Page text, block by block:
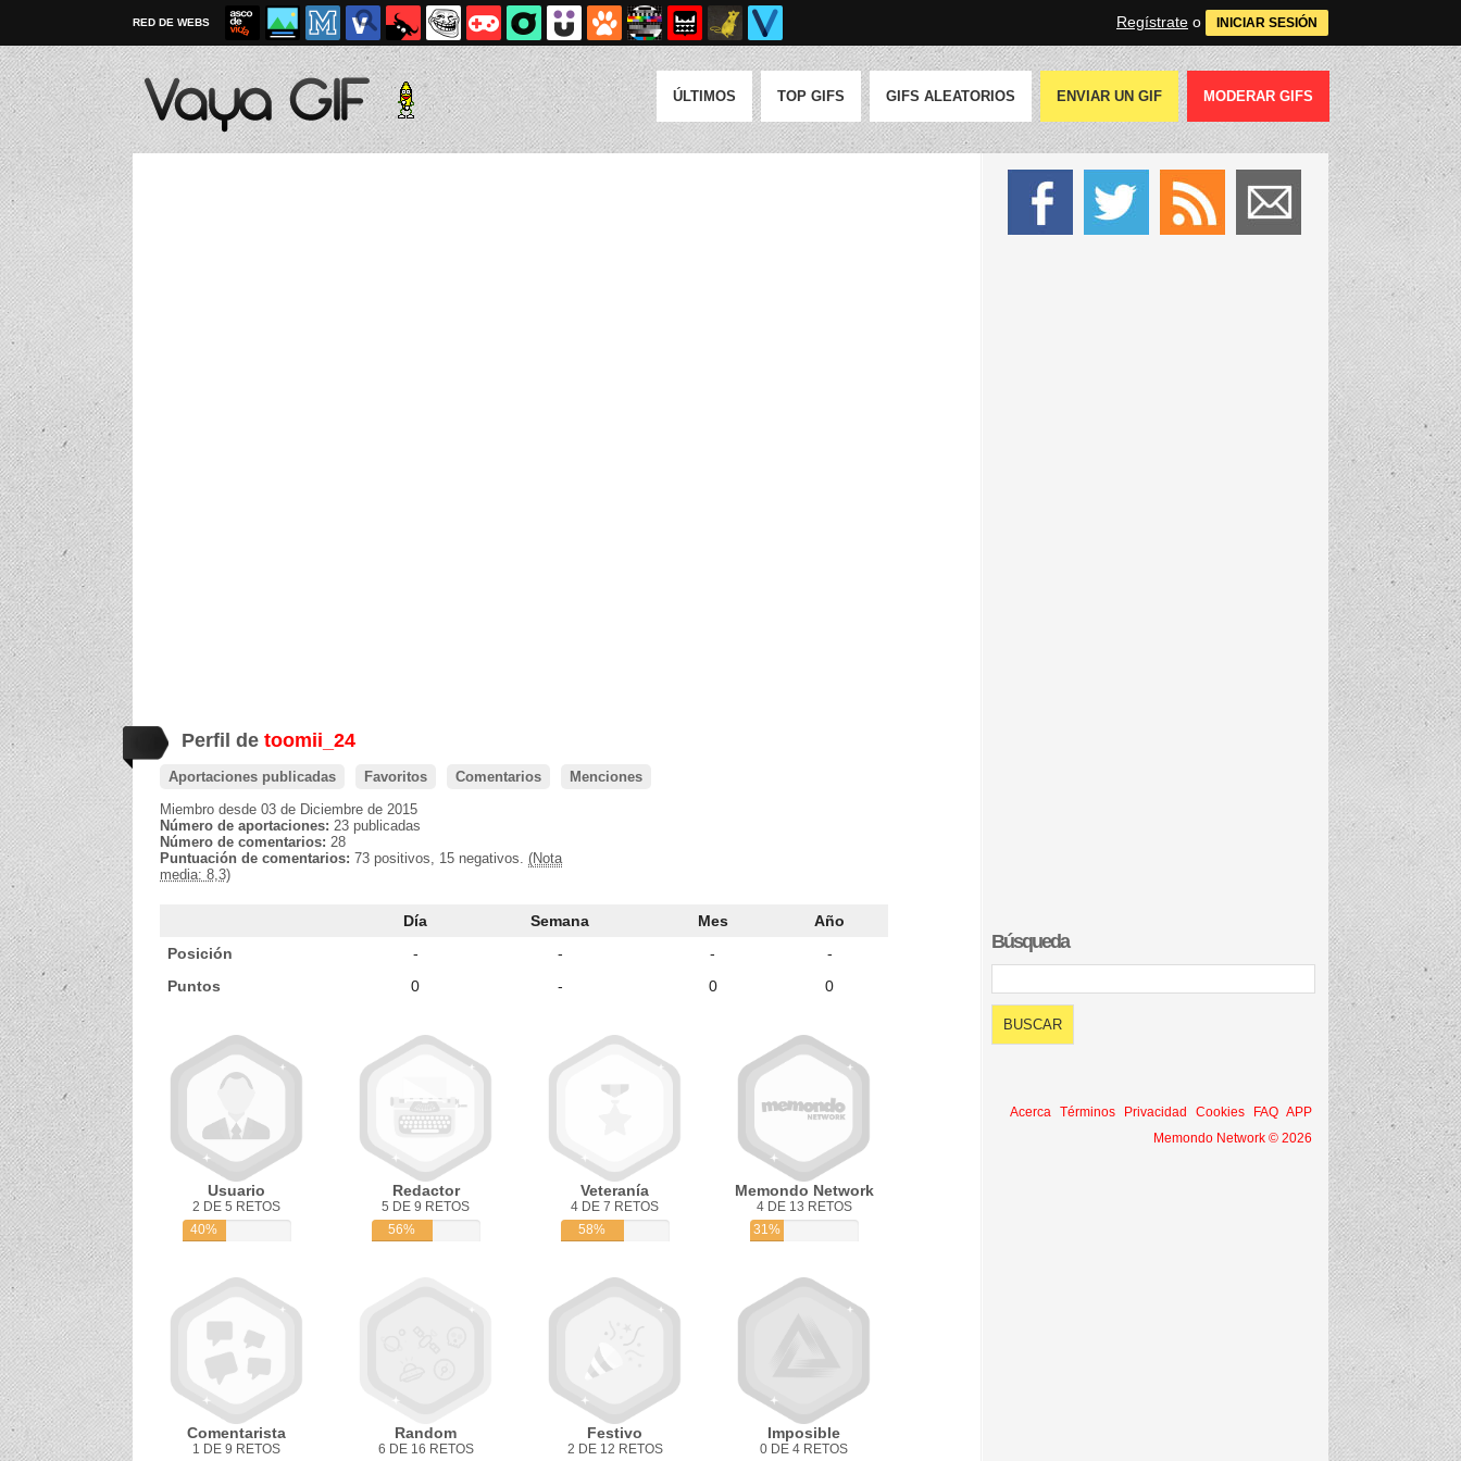
RED DE WEBS Regístrate o INICIAR SESIÓN
ÚLTIMOS TOP GIFS GIFS ALEATORIOS ENVIAR UN GIF MODERAR GIFS
Perfil de toomii_24
Aportaciones publicadas Favoritos Comentarios
Menciones
Miembro desde 03 de Diciembre de 2015
Número de aportaciones: 23 publicadas
Número de comentarios: 28
Puntuación de comentarios: 73 positivos, 15 negativos. (Nota
media: 8,3)
Día Semana Mes
Año
Posición
- - -
-
Puntos
0 - 0 0
Usuario
2 DE 5 RETOS
40%
Redactor
5 DE 9 RETOS
56%
Veteranía
4 DE 7 RETOS
58%
Memondo Network
4 DE 13 RETOS
31%
Comentarista
1 DE 9 RETOS
Random
6 DE 16 RETOS
Festivo
2 DE 12 RETOS
Imposible
0 DE 4 RETOS
Búsqueda
Acerca Términos Privacidad Cookies FAQ APP
Memondo Network © 2026